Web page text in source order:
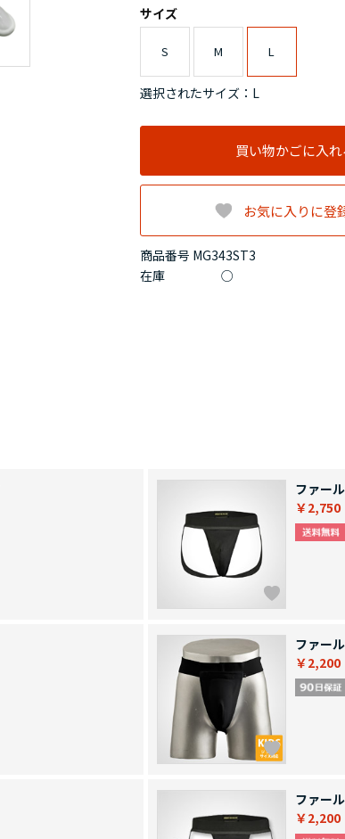
商品番号 MG343ST3
在庫 ○
サイズ
S M L
選択されたサイズ：L
買い物かごに入
お気に入りに登
ファー
￥2,750
ファー
￥2,200
ファー
￥2,200